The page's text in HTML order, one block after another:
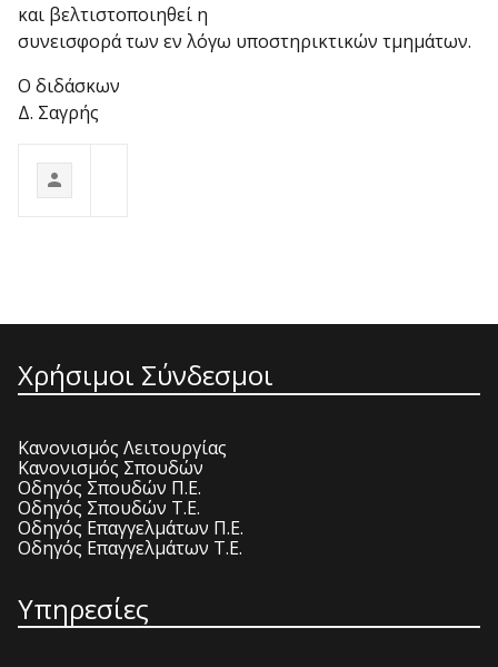
και βελτιστοποιηθεί η
συνεισφορά των εν λόγω υποστηρικτικών τμημάτων.
Ο διδάσκων
Δ. Σαγρής
Χρήσιμοι Σύνδεσμοι
Κανονισμός Λειτουργίας
Κανονισμός Σπουδών
Οδηγός Σπουδών Π.Ε.
Οδηγός Σπουδών Τ.Ε.
Οδηγός Επαγγελμάτων Π.Ε.
Οδηγός Επαγγελμάτων Τ.Ε.
Υπηρεσίες